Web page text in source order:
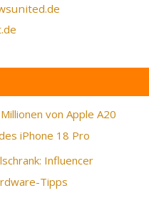
von Apple A20
iPhone 18 Pro
Influencer
Tipps